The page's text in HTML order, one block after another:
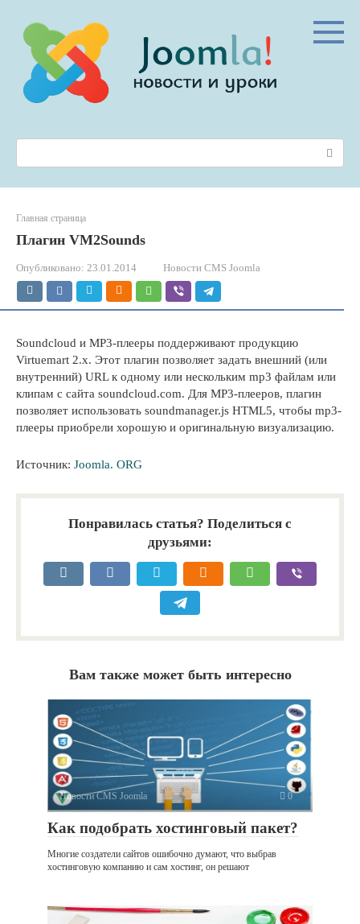
контенту
Главная страница
Плагин VM2Sounds
Опубликовано: 23.01.2014 Новости CMS Joomla
Soundcloud и MP3-плееры поддерживают продукцию
Virtuemart 2.x. Этот плагин позволяет задать внешний (или
внутренний) URL к одному или нескольким mp3 файлам или
клипам с сайта soundcloud.com. Для MP3-плееров, плагин
позволяет использовать soundmanager.js HTML5, чтобы mp3-
плееры приобрели хорошую и оригинальную визуализацию.
Источник: Joomla. ORG
Понравилась статья? Поделиться с
друзьями:
Вам также может быть интересно
Новости CMS Joomla 0
Как подобрать хостинговый пакет?
Многие создатели сайтов ошибочно думают, что выбрав
хостинговую компанию и сам хостинг, он решают